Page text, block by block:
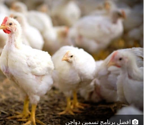
افضل برنامج تسمين دواجن